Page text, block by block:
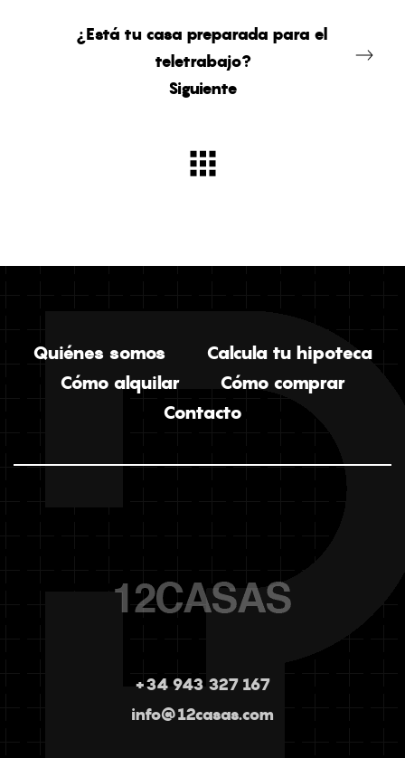
¿Está tu casa preparada para el
teletrabajo?
Siguiente
Quiénes somos
Calcula tu hipoteca
Cómo alquilar
Cómo comprar
Contacto
+34 943 327 167
info@12casas.com